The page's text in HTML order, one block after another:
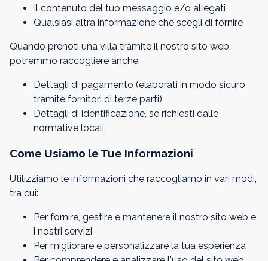
Il contenuto del tuo messaggio e/o allegati
Qualsiasi altra informazione che scegli di fornire
Quando prenoti una villa tramite il nostro sito web,
potremmo raccogliere anche:
Dettagli di pagamento (elaborati in modo sicuro
tramite fornitori di terze parti)
Dettagli di identificazione, se richiesti dalle
normative locali
Come Usiamo le Tue Informazioni
Utilizziamo le informazioni che raccogliamo in vari modi,
tra cui:
Per fornire, gestire e mantenere il nostro sito web e
i nostri servizi
Per migliorare e personalizzare la tua esperienza